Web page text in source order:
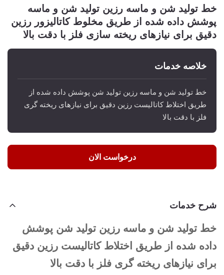
خط تولید شن و ماسه رزین تولید شن و ماسه
پوشش داده شده از طریق مخلوط کاتالیزور رزین
دقیق برای نیازهای ریخته سازی فلز با دقت بالا
خلاصه خدمات
خط تولید شن و ماسه رزین تولید شن پوشش داده شده از
طریق اختلاط کاتالیست رزین دقیق برای نیازهای ریخته گری
فلز با دقت بالا
درخواست الان
شرح خدمات
خط تولید شن و ماسه رزین تولید شن پوشش
داده شده از طریق اختلاط کاتالیست رزین دقیق
برای نیازهای ریخته گری فلز با دقت بالا